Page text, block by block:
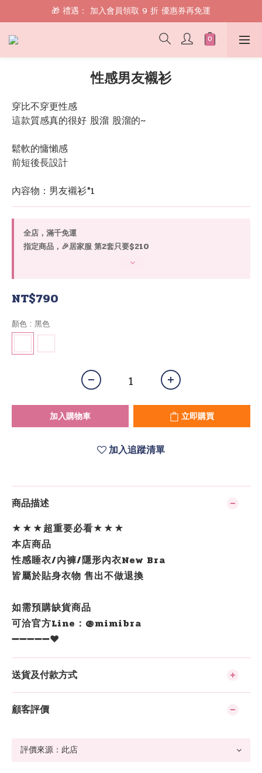
🎁 禮遇： 加入會員領取 9 折 優惠券再免運
🎁 禮遇： 加入會員領取 9 折 優惠券再免運
📱 綁定 LINE 好友，現領 $100 購物金！
🎁 禮遇： 加入會員領取 9 折 優惠券再免運
性感男友襯衫
穿比不穿更性感
這款質感真的很好 股溜 股溜的~
鬆軟的慵懶感
前短後長設計
內容物：男友襯衫*1
全店，滿千免運
指定商品，🎉居家服 第2套只要$210
NT$790
顏色 : 黑色
加入購物車 立即購買
加入追蹤清單
商品描述
★★★超重要必看★★★
本店商品
性感睡衣/內褲/隱形內衣New Bra
皆屬於貼身衣物 售出不做退換
如需預購缺貨商品
可洽官方Line：@mimibra
➖➖➖➖➖❤️
送貨及付款方式
顧客評價